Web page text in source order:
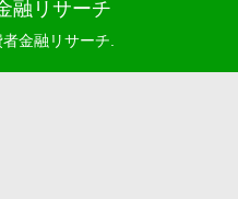
融リサーチ
金融リサーチ.